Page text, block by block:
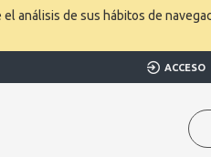
análisis de sus hábitos de
ACCESO